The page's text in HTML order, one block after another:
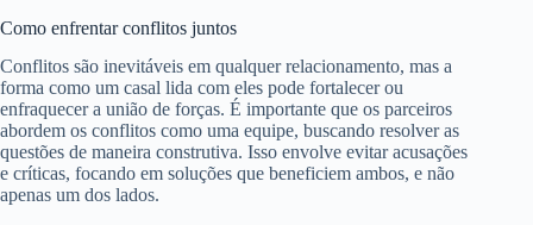
Como enfrentar conflitos juntos
Conflitos são inevitáveis em qualquer relacionamento, mas a
forma como um casal lida com eles pode fortalecer ou
enfraquecer a união de forças. É importante que os parceiros
abordem os conflitos como uma equipe, buscando resolver as
questões de maneira construtiva. Isso envolve evitar acusações
e críticas, focando em soluções que beneficiem ambos, e não
apenas um dos lados.